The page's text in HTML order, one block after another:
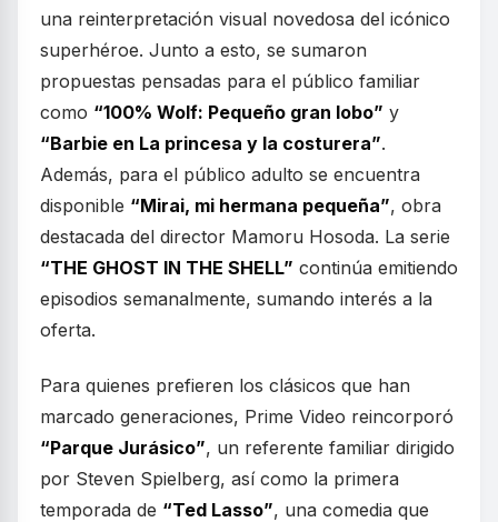
una reinterpretación visual novedosa del icónico
superhéroe. Junto a esto, se sumaron
propuestas pensadas para el público familiar
como “100% Wolf: Pequeño gran lobo” y
“Barbie en La princesa y la costurera”.
Además, para el público adulto se encuentra
disponible “Mirai, mi hermana pequeña”, obra
destacada del director Mamoru Hosoda. La serie
“THE GHOST IN THE SHELL” continúa emitiendo
episodios semanalmente, sumando interés a la
oferta.
Para quienes prefieren los clásicos que han
marcado generaciones, Prime Video reincorporó
“Parque Jurásico”, un referente familiar dirigido
por Steven Spielberg, así como la primera
temporada de “Ted Lasso”, una comedia que